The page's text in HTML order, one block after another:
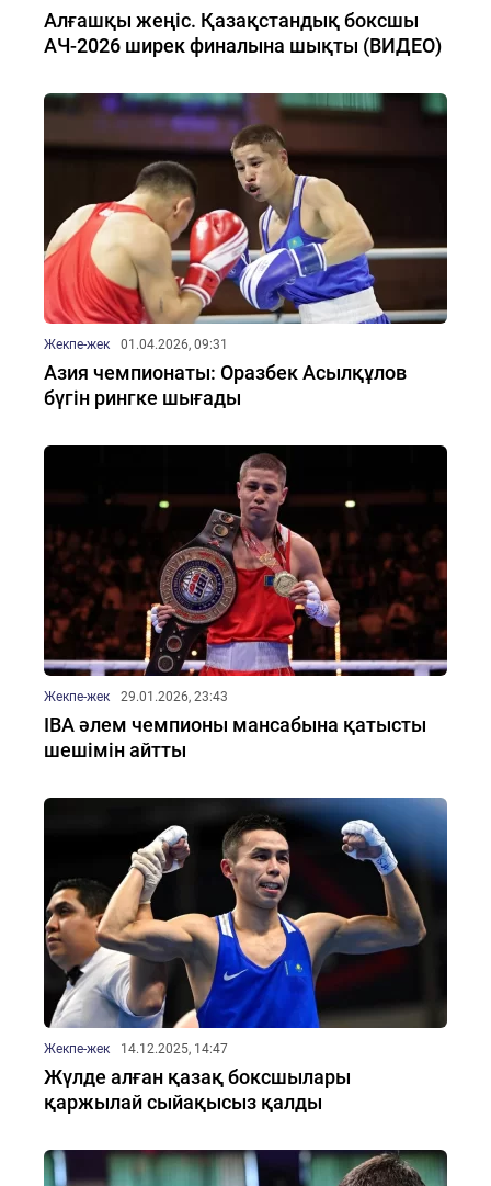
Алғашқы жеңіс. Қазақстандық боксшы
АЧ-2026 ширек финалына шықты (ВИДЕО)
Жекпе-жек 01.04.2026, 09:31
Азия чемпионаты: Оразбек Асылқұлов
бүгін рингке шығады
Жекпе-жек 29.01.2026, 23:43
IBA әлем чемпионы мансабына қатысты
шешімін айтты
Жекпе-жек 14.12.2025, 14:47
Жүлде алған қазақ боксшылары
қаржылай сыйақысыз қалды